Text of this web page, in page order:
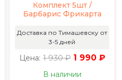
Комплект 5шт /
Барбарис Фрикарта
Доставка по Тимашевску от
3-5 дней
Цена: 1 930 ₽ 1 990 ₽
В наличии